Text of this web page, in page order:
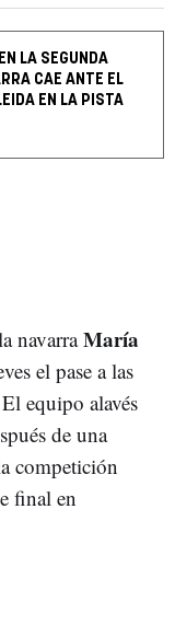
LA SEGUNDA
CAE ANTE EL
EN LA PISTA
navarraMaría
el pase a las
equipo alavés
de una
competición
final en